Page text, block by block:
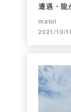
遭遇・龍
matol
2021/10/